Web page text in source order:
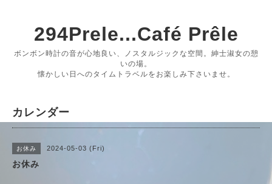
294Prele...Café Prêle
ボンボン時計の音が心地良い、ノスタルジックな空間。紳士淑女の憩
いの場。
懐かしい日へのタイムトラベルをお楽しみ下さいませ。
カレンダー
お休み 2024-05-03 (Fri)
お休み